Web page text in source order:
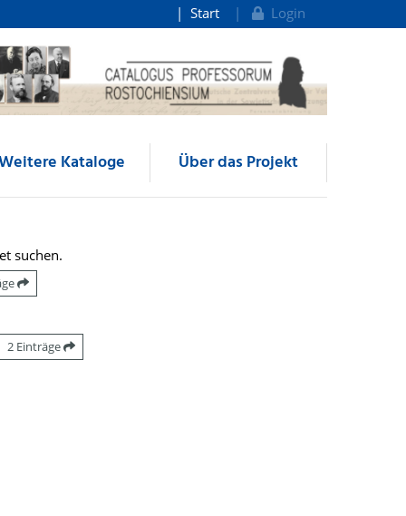
Start Login
Kataloge Über das Projekt
suchen.
2 Einträge